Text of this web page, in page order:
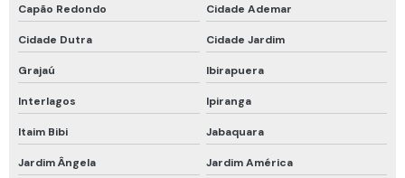
Respirador de fuga
Respirador de fuga com filtro
Respirador facial completo
Capão Redondo Cidade Ademar
Cidade Dutra Cidade Jardim
Grajaú Ibirapuera
Interlagos Ipiranga
Itaim Bibi Jabaquara
Jardim Ângela Jardim América